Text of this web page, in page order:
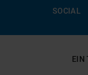
SOCIAL
EIN